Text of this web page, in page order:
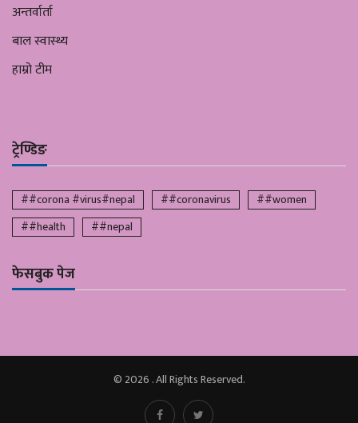
अन्तर्वार्ता
बाल स्वास्थ्य
हाम्रो टीम
ट्रेण्डिङ
##corona #virus#nepal ##coronavirus
##women
##health
##nepal
फेसबुक पेज
© 2026 . All Rights Reserved.